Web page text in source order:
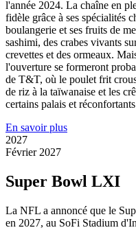
l'année 2024. La chaîne en
fidèle grâce à ses spécialités
boulangerie et ses fruits de
sashimi, des crabes vivants
crevettes et des ormeaux.
l'ouverture se formeront
de T&T, où le poulet frit
de riz à la taïwanaise et les
certains palais et
En savoir plus
2027
Février 2027
Super Bowl LXI
La NFL a annoncé que le
en 2027, au SoFi Stadium